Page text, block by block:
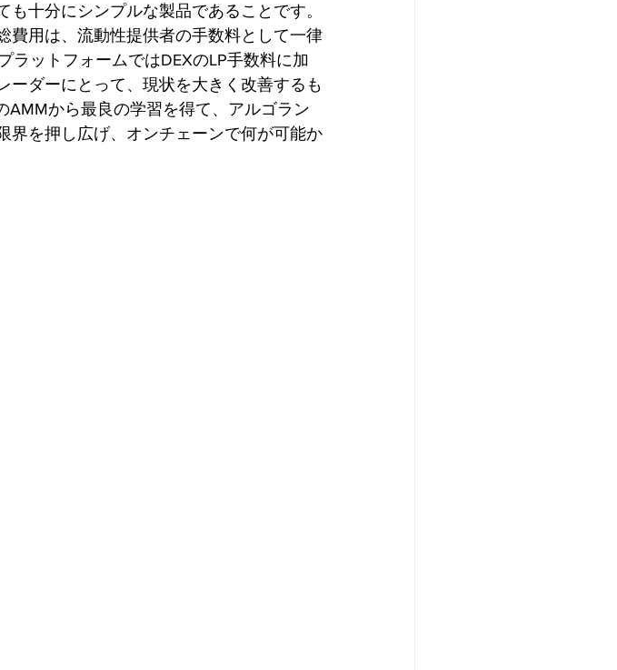
十分にシンプルな製品であることです。
費用は、流動性提供者の手数料として一律
ラットフォームではDEXのLP手数料に加
ーダーにとって、現状を大きく改善するも
AMMから最良の学習を得て、アルゴラン
界を押し広げ、オンチェーンで何が可能か